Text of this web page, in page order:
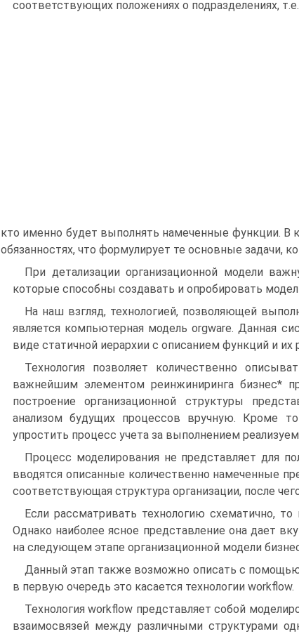
соответствующих положениях о подразделениях, т.е.
кто именно будет выполнять намеченные функции. В
обязанностях, что формулирует те основные задачи,
При детализации организационной модели
которые способны создавать и опробировать
На наш взгляд, технологией, позволяющей
является компьютерная модель orgware. Данная
виде статичной иерархии с описанием функций и
Технология позволяет количественно
важнейшим элементом реинжиниринга бизнес*
построение организационной структуры
анализом будущих процессов вручную. Кроме
упростить процесс учета за выполнением
Процесс моделирования не представляет для
вводятся описанные количественно намеченные
соответствующая структура организации, после
Если рассматривать технологию схематично,
Однако наиболее ясное представление она дает
на следующем этапе организационной модели
Данный этап также возможно описать с
в первую очередь это касается технологии workflow.
Технология workflow представляет собой
взаимосвязей между различными структурами